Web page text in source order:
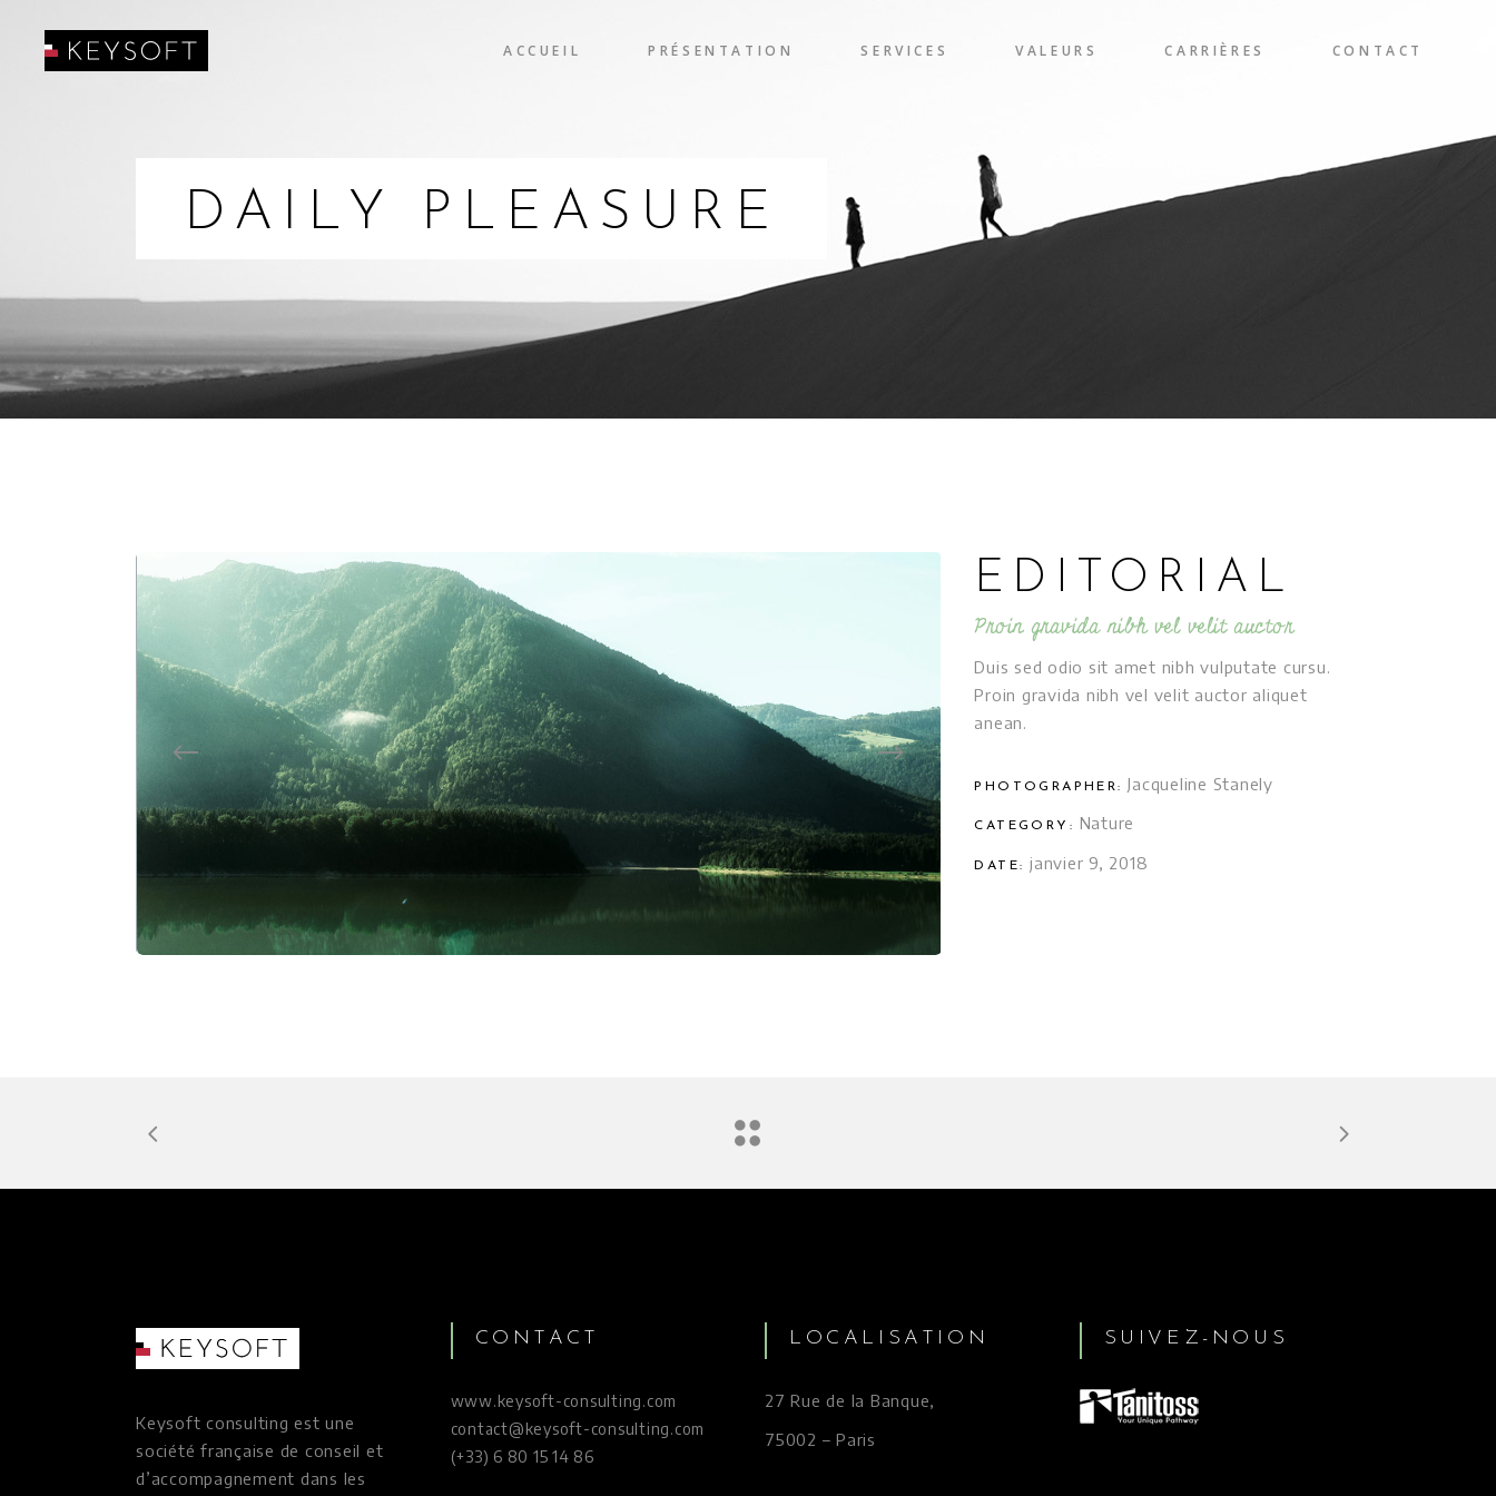
ACCUEIL PRÉSENTATION SERVICES VALEURS CARRIÈRES CONTACT
DAILY PLEASURE
EDITORIAL
Proin gravida nibh vel velit auctor
Duis sed odio sit amet nibh vulputate cursu.
Proin gravida nibh vel velit auctor aliquet
anean.
PHOTOGRAPHER: Jacqueline Stanely
CATEGORY: Nature
DATE: janvier 9, 2018
Keysoft consulting est une
société française de conseil et
d’accompagnement dans les
CONTACT
www.keysoft-consulting.com
contact@keysoft-consulting.com
(+33) 6 80 15 14 86
LOCALISATION
27 Rue de la Banque,
75002 – Paris
SUIVEZ-NOUS